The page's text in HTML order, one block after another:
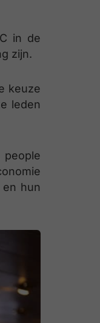
in de
zijn.
keuze
leden
hun